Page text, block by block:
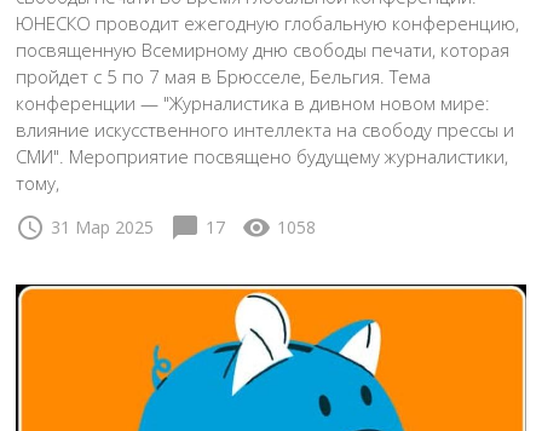
ЮНЕСКО проводит ежегодную глобальную конференцию,
посвященную Всемирному дню свободы печати, которая
пройдет с 5 по 7 мая в Брюсселе, Бельгия. Тема
конференции — "Журналистика в дивном новом мире:
влияние искусственного интеллекта на свободу прессы и
СМИ". Мероприятие посвящено будущему журналистики,
тому,
schedule 31 Мар 2025 chat_bubble 17 visibility 1058